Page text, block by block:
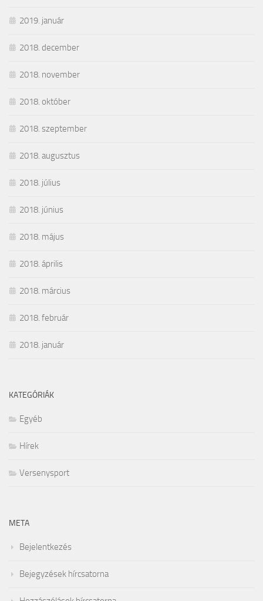
2019. január
2018. december
2018. november
2018. október
2018. szeptember
2018. augusztus
2018. július
2018. június
2018. május
2018. április
2018. március
2018. február
2018. január
KATEGÓRIÁK
Egyéb
Hírek
Versenysport
META
Bejelentkezés
Bejegyzések hírcsatorna